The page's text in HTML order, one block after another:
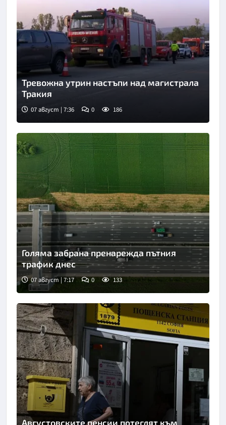
Снимка: бТВ
Тревожна утрин настъпи над магистрала
Тракия
07 август | 7:36 0 186
Снимка: БТА
Голяма забрана пренарежда пътния
трафик днес
07 август | 7:17 0 133
Августовските пенсии потеглят към